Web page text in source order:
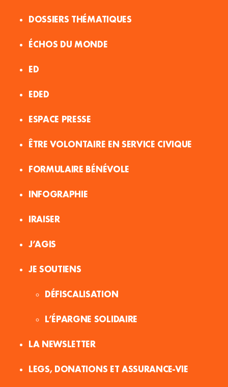
DOSSIERS THÉMATIQUES
ÉCHOS DU MONDE
ED
EDED
ESPACE PRESSE
ÊTRE VOLONTAIRE EN SERVICE CIVIQUE
FORMULAIRE BÉNÉVOLE
INFOGRAPHIE
IRAISER
J’AGIS
JE SOUTIENS
DÉFISCALISATION
L’ÉPARGNE SOLIDAIRE
LA NEWSLETTER
LEGS, DONATIONS ET ASSURANCE-VIE